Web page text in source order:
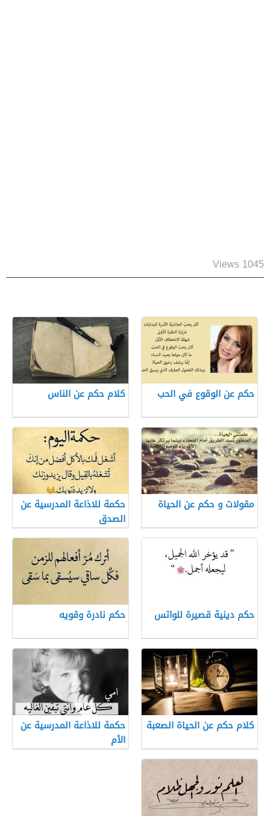
1045 Views
حكم عن الوقوع في الحب كلام حكم عن الناس
مقولات و حكم عن الحياة
حكمة للاذاعة المدرسية عن
الصدق
حكم دينية قصيرة للواتس حكم نادرة وقويه
كلام حكم عن الحياة الصعبة
حكمة للاذاعة المدرسية عن
الأم